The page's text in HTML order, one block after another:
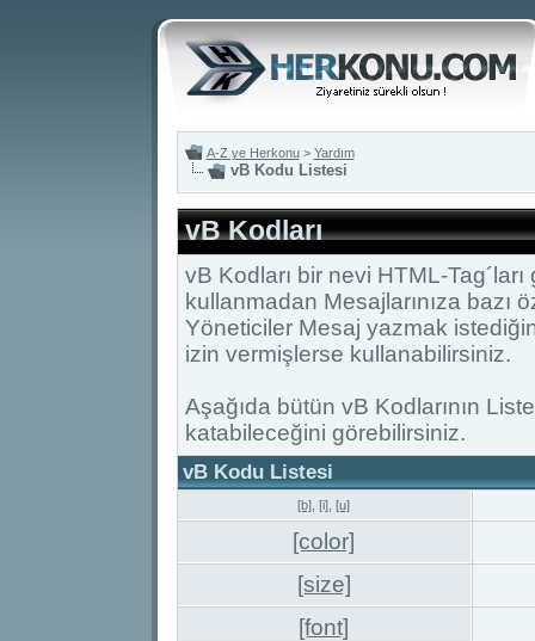
A-Z ye Herkonu > Yardım
vB Kodu Listesi
vB Kodları
vB Kodları bir nevi HTML-
kullanmadan Mesajlarınıza bazı
Yöneticiler Mesaj yazmak
izin vermişlerse kullanabilirsiniz.
Aşağıda bütün vB Kodlarının
katabileceğini görebilirsiniz.
vB Kodu Listesi
[b] [i] [u]
[color]
[size]
[font]